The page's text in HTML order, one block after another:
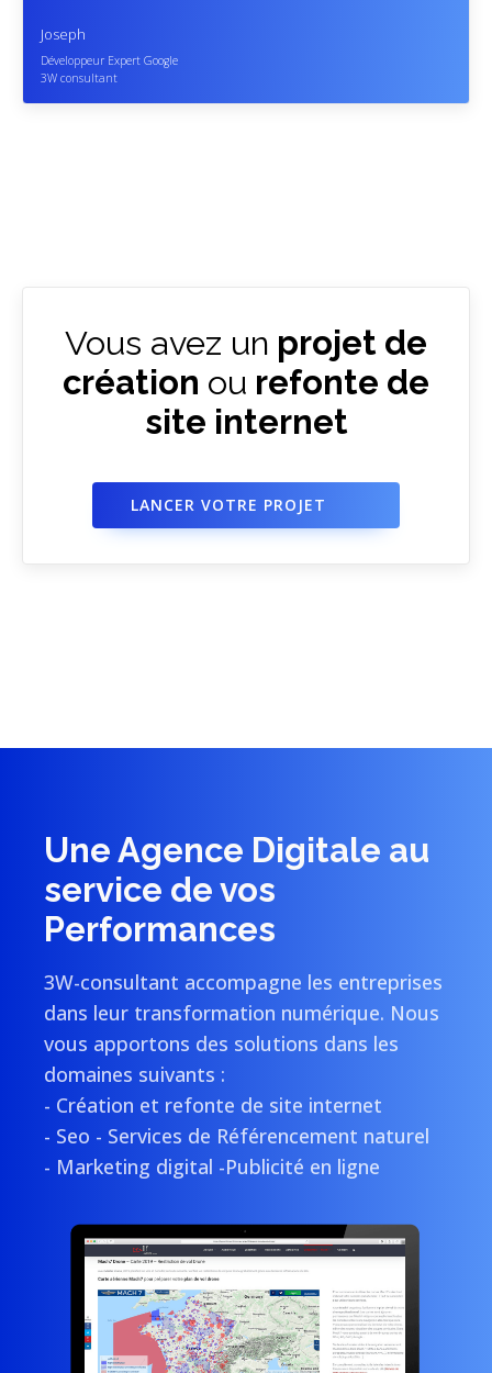
Joseph
Développeur Expert Google
3W consultant
Vous avez un projet de
création ou refonte de
site internet
LANCER VOTRE PROJET
Une Agence Digitale au
service de vos
Performances
3W-consultant accompagne les entreprises
dans leur transformation numérique. Nous
vous apportons des solutions dans les
domaines suivants :
- Création et refonte de site internet
- Seo - Services de Référencement naturel
- Marketing digital -Publicité en ligne